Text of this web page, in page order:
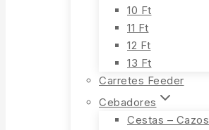
10 Ft
11 Ft
12 Ft
13 Ft
Carretes Feeder
Cebadores
Cestas – Cazos